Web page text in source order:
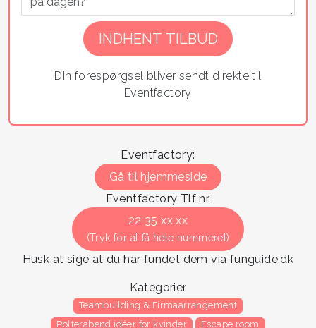
Din forespørgsel bliver sendt direkte til
Eventfactory
Eventfactory:
Gå til hjemmeside
Eventfactory Tlf nr.
22 35 xx xx
(Tryk for at få hele nummeret)
Husk at sige at du har fundet dem via funguide.dk
Kategorier
Teambuilding & Firmaarrangement
Polterabend idéer for kvinder
Escape room